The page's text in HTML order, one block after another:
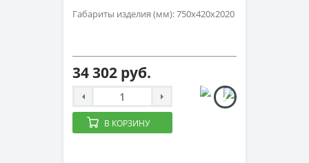
Габариты изделия (мм): 750х420х2020
34 302 руб.
В КОРЗИНУ